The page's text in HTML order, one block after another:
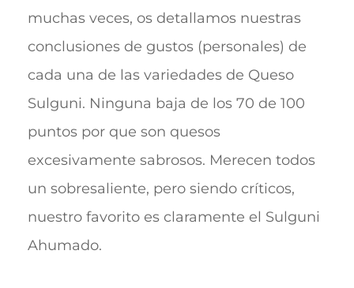
muchas veces, os detallamos nuestras
conclusiones de gustos (personales) de
cada una de las variedades de Queso
Sulguni. Ninguna baja de los 70 de 100
puntos por que son quesos
excesivamente sabrosos. Merecen todos
un sobresaliente, pero siendo críticos,
nuestro favorito es claramente el Sulguni
Ahumado.